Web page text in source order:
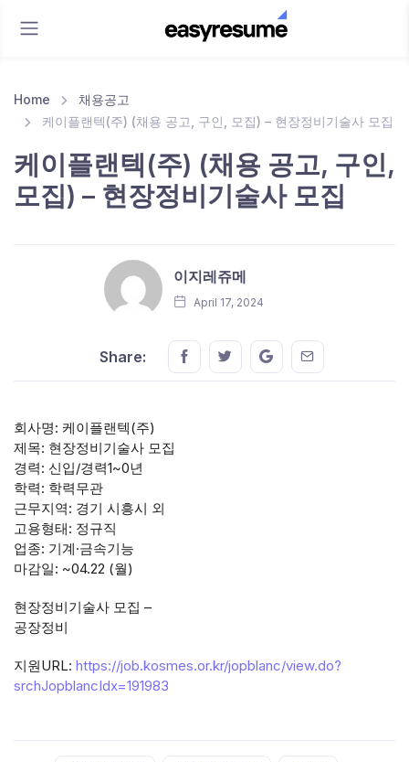
Home
채용공고
케이플랜텍(주) (채용 공고, 구인, 모집) – 현장정비기술사 모집
케이플랜텍(주) (채용 공고, 구인,
모집) – 현장정비기술사 모집
이지레쥬메
April 17, 2024
Share: Share this on FaceBook
Share this on Twitter
Share this on GMail
Share this on
회사명: 케이플랜텍(주)
제목: 현장정비기술사 모집
경력: 신입/경력1~0년
학력: 학력무관
근무지역: 경기 시흥시 외
고용형태: 정규직
업종: 기계·금속기능
마감일: ~04.22 (월)
현장정비기술사 모집 –
공장정비
지원URL: https://job.kosmes.or.kr/jopblanc/view.do?
srchJopblancIdx=191983